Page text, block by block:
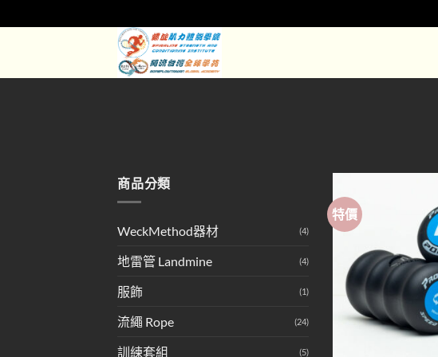
to
商品分類
WeckMethod器材 (4)
地雷管 Landmine (4)
服飾 (1)
流繩 Rope (24)
訓練套組 (5)
特價